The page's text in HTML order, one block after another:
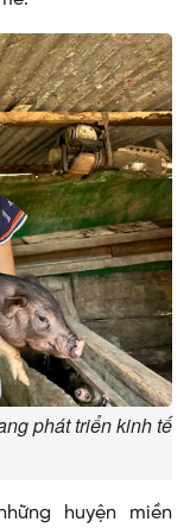
phát triển kinh tế
huyện miền